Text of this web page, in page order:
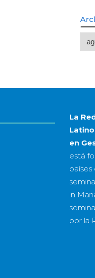
por
año
La
en
está
países
in
por la